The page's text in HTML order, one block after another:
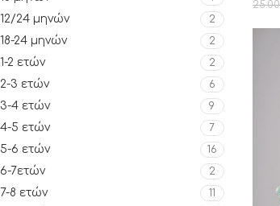
12/24 μηνών 2
18-24 μηνών 2
1-2 ετών 2
2-3 ετών 6
3-4 ετών 9
4-5 ετών 7
5-6 ετών 16
6-7ετών 2
7-8 ετών 11
25.00